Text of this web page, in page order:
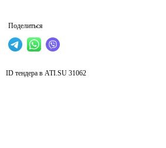
Поделиться
ID тендера в ATI.SU 31062